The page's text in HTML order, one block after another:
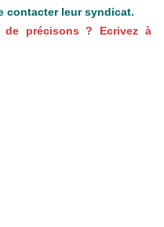
contacter leur syndicat.
précisons ? Ecrivez à